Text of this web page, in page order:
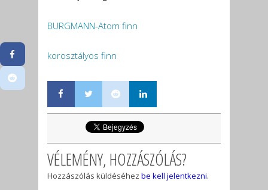
BURGMANN-Atom finn
korosztályos finn
VÉLEMÉNY, HOZZÁSZÓLÁS?
Hozzászólás küldéséhez be kell jelentkezni.